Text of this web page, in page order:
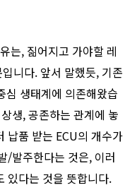
는, 짊어지고 가야할 레
니다. 앞서 말했듯, 기존
심 생태계에 의존해왔습
생, 공존하는 관계에 놓
납품 받는 ECU의 개수가
/발주한다는 것은, 이러
있다는 것을 뜻합니다.